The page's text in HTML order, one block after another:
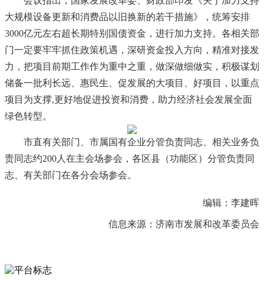
大规模设备更新和消费品以旧换新的若干措施》，统筹安排
3000亿元左右超长期特别国债资金，进行加力支持。各相关部
门一定要牢牢抓住政策机遇，深研资金投入方向，精准对接发
力，把项目前期工作作为重中之重，做深做细做实，积极谋划
储备一批利长远、惠民生、促发展的大项目、好项目，以重点
项目为支撑,更好地促进投资和消费，助力经济社会发展全面
绿色转型。
市直有关部门、市属国有企业分管负责同志、相关业务负
责同志约200人在主会场参会，各区县（功能区）分管负责同
志、有关部门在各分会场参会。
编辑：李建晖
信息来源：济南市发展和改革委员会